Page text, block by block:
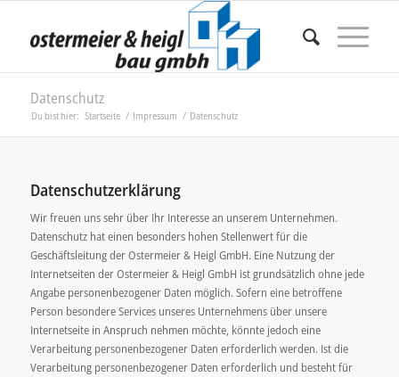
Datenschutz
Du bist hier: Startseite / Impressum / Datenschutz
Datenschutzerklärung
Wir freuen uns sehr über Ihr Interesse an unserem Unternehmen.
Datenschutz hat einen besonders hohen Stellenwert für die
Geschäftsleitung der Ostermeier & Heigl GmbH. Eine Nutzung der
Internetseiten der Ostermeier & Heigl GmbH ist grundsätzlich ohne jede
Angabe personenbezogener Daten möglich. Sofern eine betroffene
Person besondere Services unseres Unternehmens über unsere
Internetseite in Anspruch nehmen möchte, könnte jedoch eine
Verarbeitung personenbezogener Daten erforderlich werden. Ist die
Verarbeitung personenbezogener Daten erforderlich und besteht für